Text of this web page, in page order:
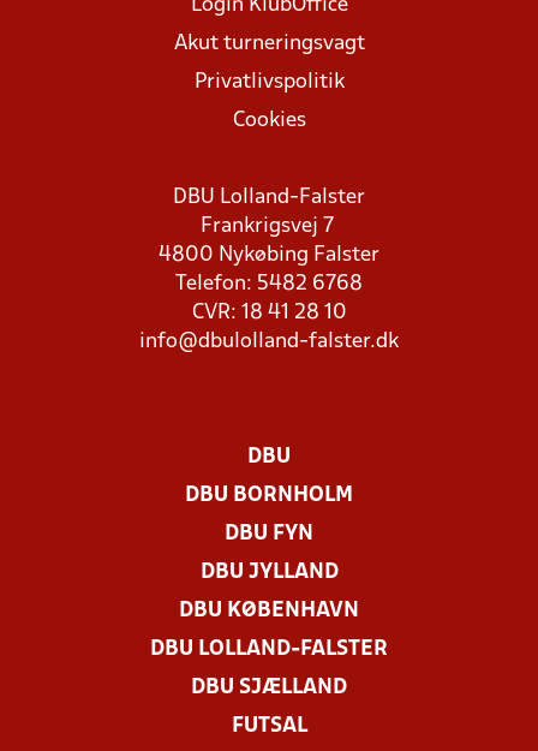
Login KlubOffice
Akut turneringsvagt
Privatlivspolitik
Cookies
DBU Lolland-Falster
Frankrigsvej 7
4800 Nykøbing Falster
Telefon: 5482 6768
CVR: 18 41 28 10
info@dbulolland-falster.dk
DBU
DBU BORNHOLM
DBU FYN
DBU JYLLAND
DBU KØBENHAVN
DBU LOLLAND-FALSTER
DBU SJÆLLAND
FUTSAL